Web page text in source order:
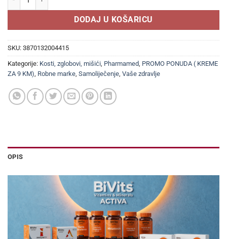
DODAJ U KOŠARICU
SKU: 3870132004415
Kategorije: Kosti, zglobovi, mišići, Pharmamed, PROMO PONUDA ( KREME
ZA 9 KM), Robne marke, Samoliječenje, Vaše zdravlje
OPIS